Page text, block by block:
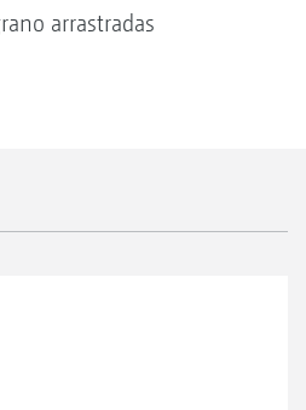
arrastradas